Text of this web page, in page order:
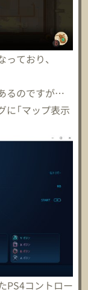
ており、
るのですが…
「マップ表示
PS4コントロー